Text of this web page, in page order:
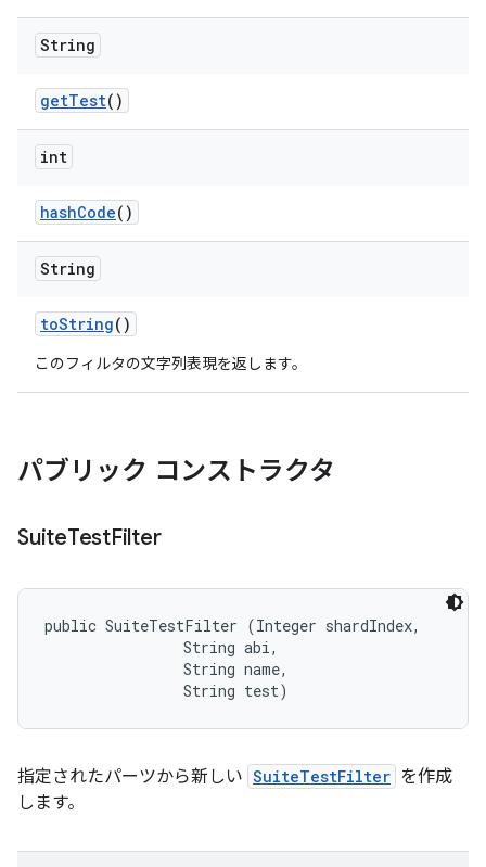
String
getTest()
int
hashCode()
String
toString()
このフィルタの文字列表現を返します。
パブリック コンストラクタ
SuiteTestFilter
public SuiteTestFilter (Integer shardIndex,
                String abi,
                String name,
                String test)
指定されたパーツから新しい SuiteTestFilter を作成
します。